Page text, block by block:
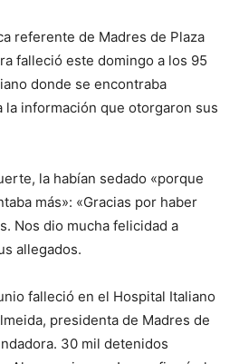
referente de Madres de Plaza
falleció este domingo a los 95
donde se encontraba
la información que otorgaron sus
la habían sedado «porque
más»: «Gracias por haber
Nos dio mucha felicidad a
allegados.
falleció en el Hospital Italiano
presidenta de Madres de
30 mil detenidos